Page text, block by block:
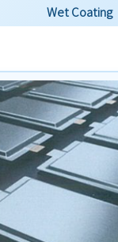
Wet Coating